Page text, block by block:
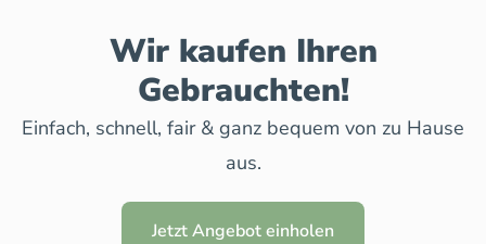
Wir kaufen Ihren
Gebrauchten!
Einfach, schnell, fair & ganz bequem von zu Hause
aus.
Jetzt Angebot einholen